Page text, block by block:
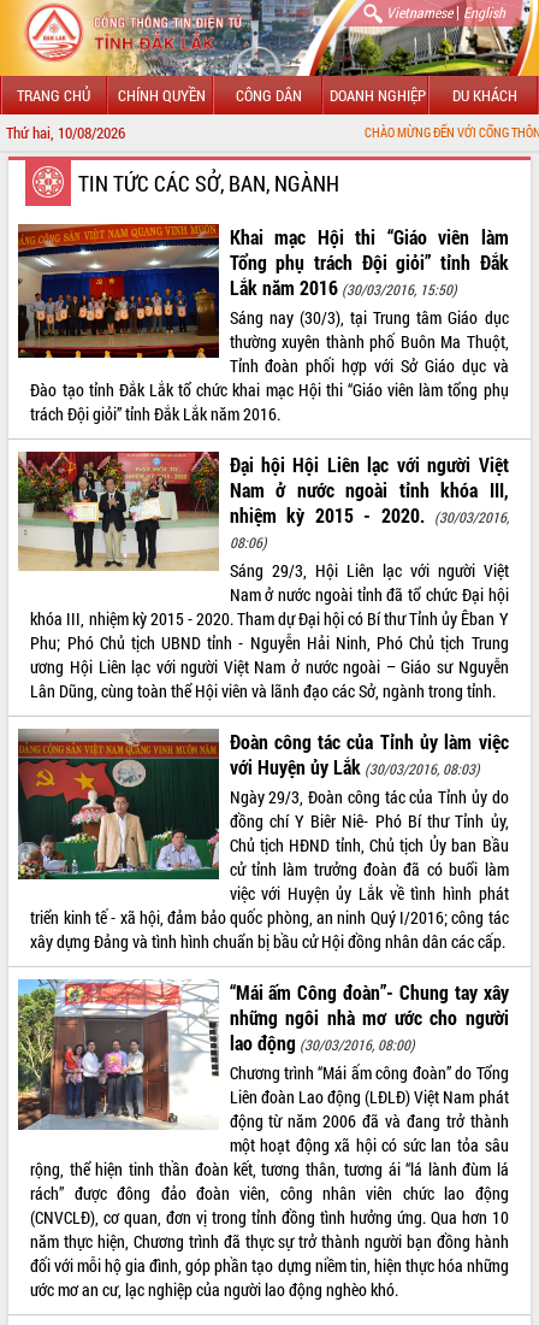
Vietnamese| English
TRANG CHỦ CHÍNH QUYỀN CÔNG DÂN DOANH NGHIỆP DU KHÁCH
Thứ hai, 10/08/2026 CHÀO MỪNG ĐẾN VỚI CỔNG THÔNG TIN ĐIỆN TỬ
GIỚI THIỆU
LÃNH ĐẠO UBND TỈNH
TIN TỨC SỰ KIỆN
SỞ, BAN, NGÀNH
THÔNG TIN CHỈ ĐẠO ĐIỀU HÀNH
HỆ THỐNG VĂN BẢN
VĂN BẢN HĐND TỈNH
ĐIỂM TIN VĂN BẢN
QUY HOẠCH - KẾ HOẠCH
VIDEO
ALBUM ẢNH
TIN TỨC CÁC SỞ, BAN, NGÀNH
Khai mạc Hội thi “Giáo viên làm
Tổng phụ trách Đội giỏi” tỉnh Đắk
Lắk năm 2016 (30/03/2016, 15:50)
Sáng nay (30/3), tại Trung tâm Giáo dục
thường xuyên thành phố Buôn Ma Thuột,
Tỉnh đoàn phối hợp với Sở Giáo dục và
Đào tạo tỉnh Đắk Lắk tổ chức khai mạc Hội thi “Giáo viên làm tổng phụ
trách Đội giỏi” tỉnh Đắk Lắk năm 2016.
Đại hội Hội Liên lạc với người Việt
Nam ở nước ngoài tỉnh khóa III,
nhiệm kỳ 2015 - 2020. (30/03/2016,
08:06)
Sáng 29/3, Hội Liên lạc với người Việt
Nam ở nước ngoài tỉnh đã tổ chức Đại hội
khóa III, nhiệm kỳ 2015 - 2020. Tham dự Đại hội có Bí thư Tỉnh ủy Êban Y
Phu; Phó Chủ tịch UBND tỉnh - Nguyễn Hải Ninh, Phó Chủ tịch Trung
ương Hội Liên lạc với người Việt Nam ở nước ngoài – Giáo sư Nguyễn
Lân Dũng, cùng toàn thể Hội viên và lãnh đạo các Sở, ngành trong tỉnh.
Đoàn công tác của Tỉnh ủy làm việc
với Huyện ủy Lắk (30/03/2016, 08:03)
Ngày 29/3, Đoàn công tác của Tỉnh ủy do
đồng chí Y Biêr Niê- Phó Bí thư Tỉnh ủy,
Chủ tịch HĐND tỉnh, Chủ tịch Ủy ban Bầu
cử tỉnh làm trưởng đoàn đã có buổi làm
việc với Huyện ủy Lắk về tình hình phát
triển kinh tế - xã hội, đảm bảo quốc phòng, an ninh Quý I/2016; công tác
xây dựng Đảng và tình hình chuẩn bị bầu cử Hội đồng nhân dân các cấp.
“Mái ấm Công đoàn”- Chung tay xây
những ngôi nhà mơ ước cho người
lao động (30/03/2016, 08:00)
Chương trình “Mái ấm công đoàn” do Tổng
Liên đoàn Lao động (LĐLĐ) Việt Nam phát
động từ năm 2006 đã và đang trở thành
một hoạt động xã hội có sức lan tỏa sâu
rộng, thể hiện tinh thần đoàn kết, tương thân, tương ái “lá lành đùm lá
rách” được đông đảo đoàn viên, công nhân viên chức lao động
(CNVCLĐ), cơ quan, đơn vị trong tỉnh đồng tình hưởng ứng. Qua hơn 10
năm thực hiện, Chương trình đã thực sự trở thành người bạn đồng hành
đối với mỗi hộ gia đình, góp phần tạo dựng niềm tin, hiện thực hóa những
ước mơ an cư, lạc nghiệp của người lao động nghèo khó.